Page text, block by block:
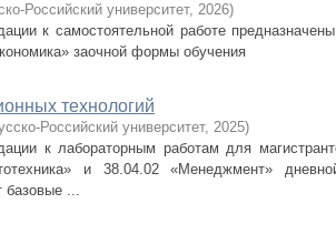
Российский университет, 2026)
к самостоятельной работе
заочной формы обучения
технологий
Российский университет, 2025)
к лабораторным работам для
и 38.04.02 «Менеджмент»
базовые ...